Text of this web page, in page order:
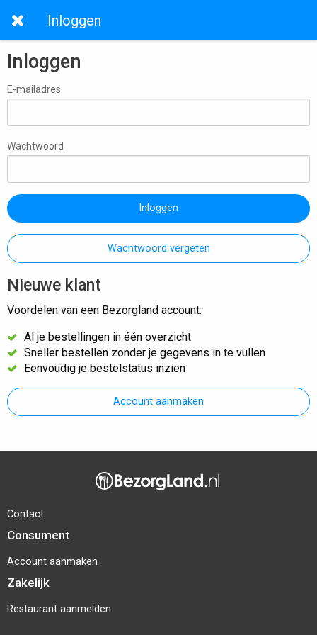
Inloggen
Inloggen
E-mailadres
Wachtwoord
Inloggen
Wachtwoord vergeten
Nieuwe klant
Voordelen van een Bezorgland account:
Al je bestellingen in één overzicht
Sneller bestellen zonder je gegevens in te vullen
Eenvoudig je bestelstatus inzien
Account aanmaken
Contact
Consument
Account aanmaken
Zakelijk
Restaurant aanmelden